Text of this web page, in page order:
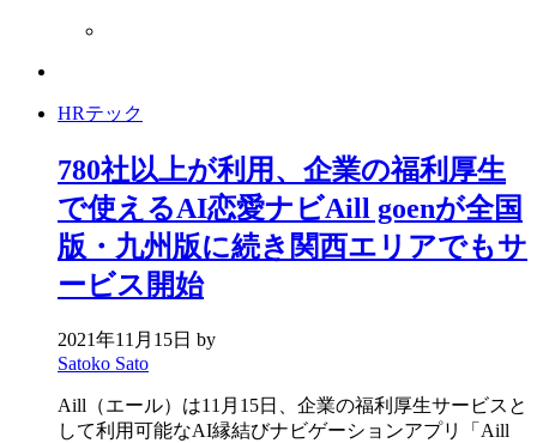
HRテック
780社以上が利用、企業の福利厚生
で使えるAI恋愛ナビAill goenが全国
版・九州版に続き関西エリアでもサ
ービス開始
2021年11月15日 by
Satoko Sato
Aill（エール）は11月15日、企業の福利厚生サービスと
して利用可能なAI縁結びナビゲーションアプリ「Aill